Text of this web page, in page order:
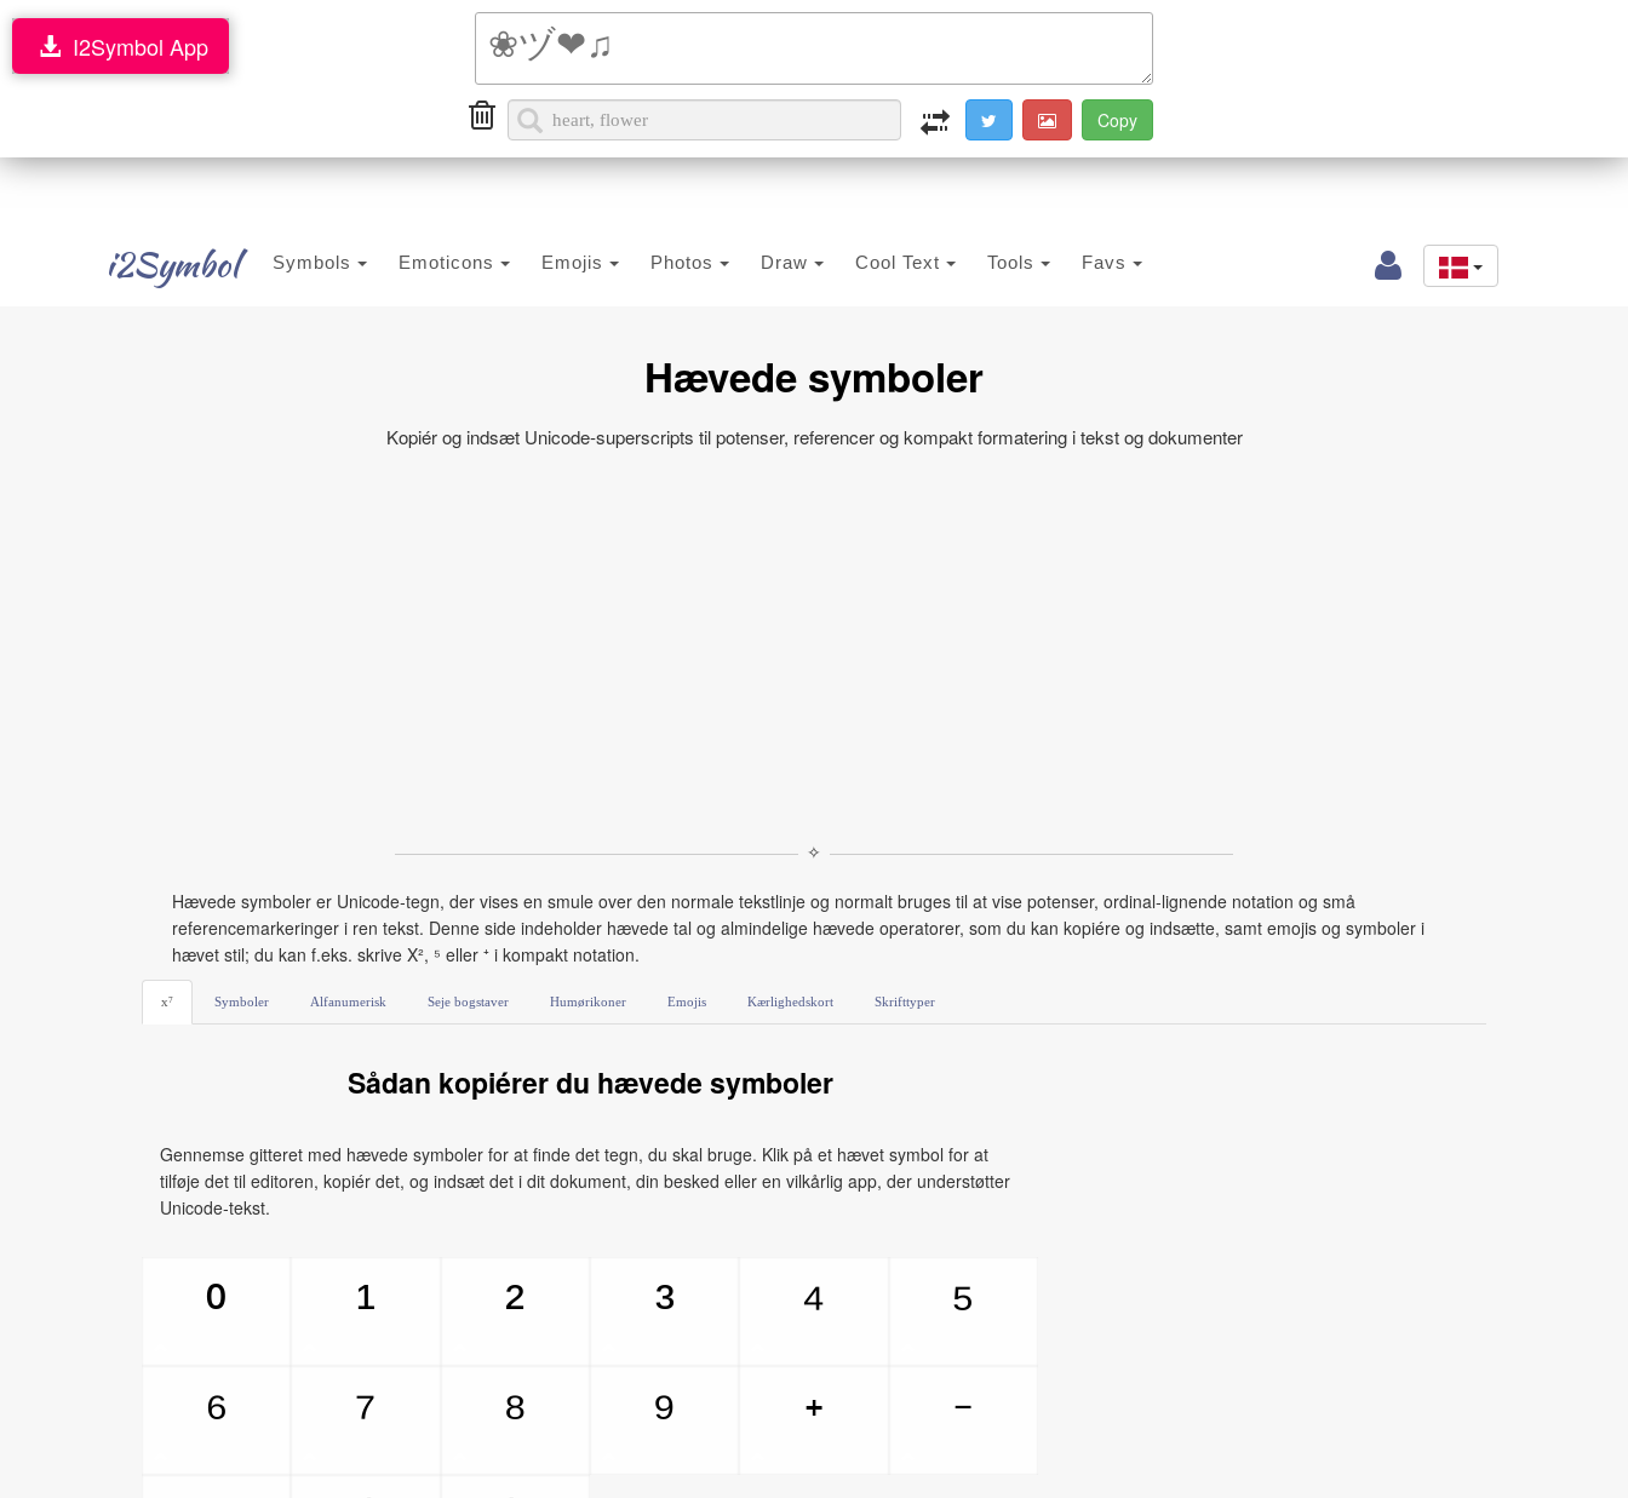
i2Symbol Symbols Emoticons Emojis Photos Draw Cool Text Tools Favs
I2Symbol App
Hævede symboler
Kopiér og indsæt Unicode‑superscripts til potenser, referencer og kompakt formatering i tekst og dokumenter
✧
Hævede symboler er Unicode‑tegn, der vises en smule over den normale tekstlinje og normalt bruges til at vise potenser, ordinal‑lignende notation og små
referencemarkeringer i ren tekst. Denne side indeholder hævede tal og almindelige hævede operatorer, som du kan kopiére og indsætte, samt emojis og symboler i
hævet stil; du kan f.eks. skrive X², ⁵ eller ⁺ i kompakt notation.
x⁷ Symboler Alfanumerisk Seje bogstaver Humørikoner Emojis Kærlighedskort Skrifttyper
Sådan kopiérer du hævede symboler
Gennemse gitteret med hævede symboler for at finde det tegn, du skal bruge. Klik på et hævet symbol for at
tilføje det til editoren, kopiér det, og indsæt det i dit dokument, din besked eller en vilkårlig app, der understøtter
Unicode‑tekst.
⁰ ¹ ² ³ ⁴
⁵
⁶
⁷ ⁸ ⁹ ⁺
⁻